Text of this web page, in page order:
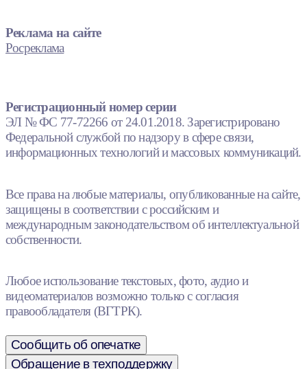
Реклама на сайте
Росреклама
Регистрационный номер серии
ЭЛ № ФС 77-72266 от 24.01.2018. Зарегистрировано
Федеральной службой по надзору в сфере связи,
информационных технологий и массовых коммуникаций.
Все права на любые материалы, опубликованные на сайте,
защищены в соответствии с российским и
международным законодательством об интеллектуальной
собственности.
Любое использование текстовых, фото, аудио и
видеоматериалов возможно только с согласия
правообладателя (ВГТРК).
Сообщить об опечатке
Обращение в техподдержку